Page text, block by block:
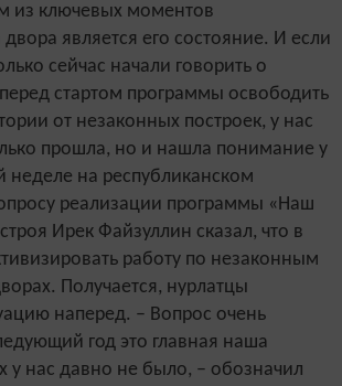
из ключевых моментов
двора является его состояние. И если
сейчас начали говорить о
стартом программы освободить
от незаконных построек, у нас
прошла, но и нашла понимание у
неделе на республиканском
реализации программы «Наш
Ирек Файзуллин сказал, что в
работу по незаконным
Получается, нурлатцы
наперед. – Вопрос очень
год это главная наша
у нас давно не было, – обозначил